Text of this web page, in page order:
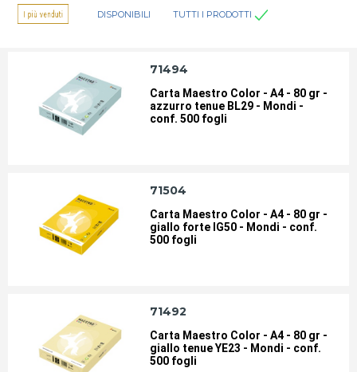
CARTE EVENTI-INVITI COLORATA
DISPONIBILI TUTTI I PRODOTTI
71494
Carta Maestro Color - A4 - 80 gr -
azzurro tenue BL29 - Mondi -
conf. 500 fogli
71504
Carta Maestro Color - A4 - 80 gr -
giallo forte IG50 - Mondi - conf.
500 fogli
71492
Carta Maestro Color - A4 - 80 gr -
giallo tenue YE23 - Mondi - conf.
500 fogli